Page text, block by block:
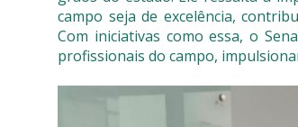
campo seja de excelência,
Com iniciativas como essa, o
profissionais do campo,